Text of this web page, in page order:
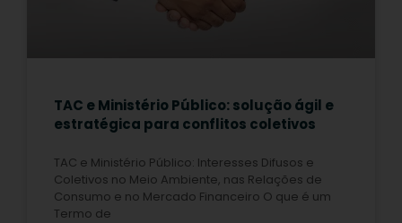
TAC e Ministério Público: solução ágil e
estratégica para conflitos coletivos
TAC e Ministério Público: Interesses Difusos e
Coletivos no Meio Ambiente, nas Relações de
Consumo e no Mercado Financeiro O que é um
Termo de